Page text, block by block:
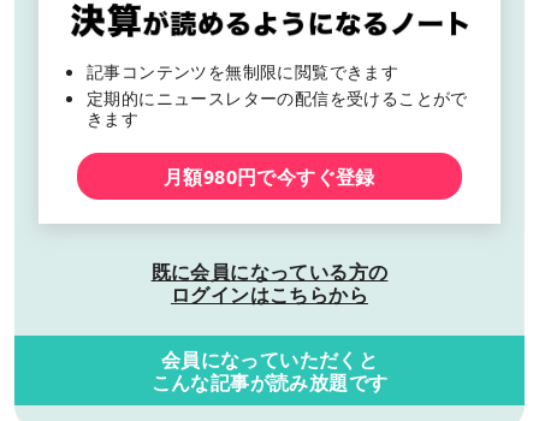
記事コンテンツを無制限に閲覧できます
定期的にニュースレターの配信を受けることがで
きます
月額980円で今すぐ登録
既に会員になっている方の
ログインはこちらから
会員になっていただくと
こんな記事が読み放題です